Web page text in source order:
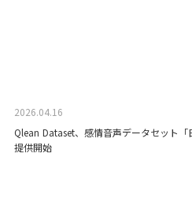
2026.04.16
Qlean Dataset、感情音声データセット
提供開始